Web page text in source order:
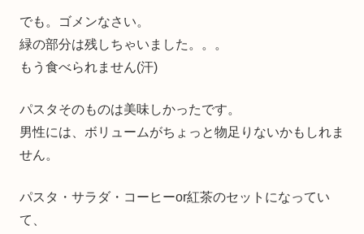
でも。ゴメンなさい。
緑の部分は残しちゃいました。。。
もう食べられません(汗)
パスタそのものは美味しかったです。
男性には、ボリュームがちょっと物足りないかもしれま
せん。
パスタ・サラダ・コーヒーor紅茶のセットになってい
て、